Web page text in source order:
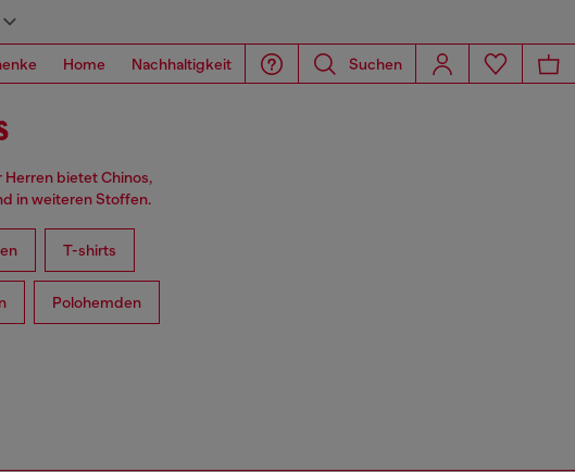
Home Nachhaltigkeit Suchen
Herren bietet Chinos,
in weiteren Stoffen.
T-shirts
Polohemden